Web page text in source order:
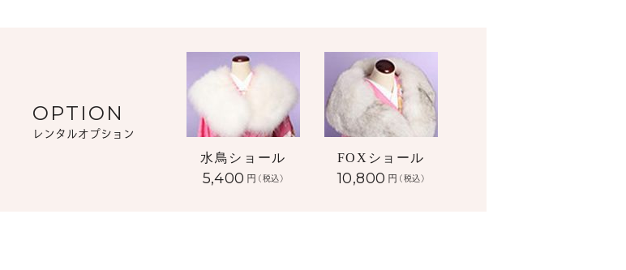
OPTION
レンタルオプション
水鳥ショール
5,400 円 (税込)
FOXショール
10,800 円 (税込)